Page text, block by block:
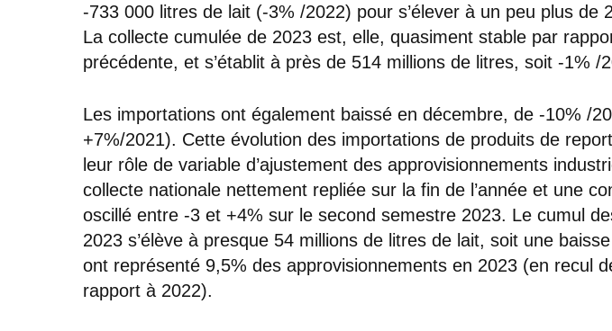
-733 000 litres de lait (-3% /2022) pour s’élever à un peu plus de
La collecte cumulée de 2023 est, elle, quasiment stable par
précédente, et s’établit à près de 514 millions de litres, soit -1% /
Les importations ont également baissé en décembre, de -10% /
+7%/2021). Cette évolution des importations de produits de
leur rôle de variable d’ajustement des approvisionnements
collecte nationale nettement repliée sur la fin de l’année et une
oscillé entre -3 et +4% sur le second semestre 2023. Le cumul
2023 s’élève à presque 54 millions de litres de lait, soit une
ont représenté 9,5% des approvisionnements en 2023 (en recul
rapport à 2022).